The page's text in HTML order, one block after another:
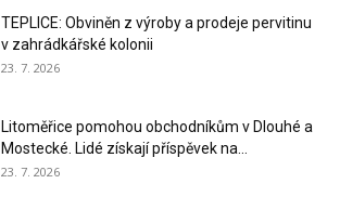
TEPLICE: Obviněn z výroby a prodeje pervitinu
v zahrádkářské kolonii
23. 7. 2026
Litoměřice pomohou obchodníkům v Dlouhé a
Mostecké. Lidé získají příspěvek na...
23. 7. 2026